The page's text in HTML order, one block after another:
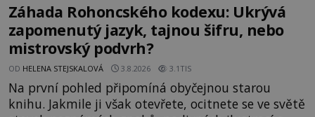
Záhada Rohoncského kodexu: Ukrývá
zapomenutý jazyk, tajnou šifru, nebo
mistrovský podvrh?
OD HELENA STEJSKALOVÁ 3.8.2026 3.1TIS
Na první pohled připomíná obyčejnou starou
knihu. Jakmile ji však otevřete, ocitnete se ve světě